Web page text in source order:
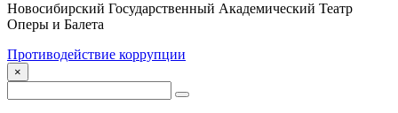
Новосибирский Государственный Академический Театр
Оперы и Балета
Противодействие коррупции
×